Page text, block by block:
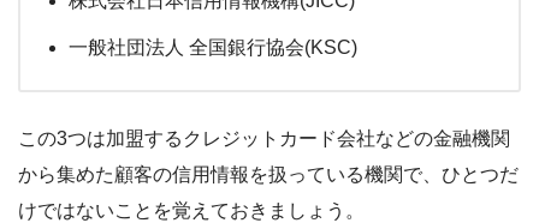
一般社団法人 全国銀行協会(KSC)
この3つは加盟するクレジットカード会社などの金融機関
から集めた顧客の信用情報を扱っている機関で、ひとつだ
けではないことを覚えておきましょう。